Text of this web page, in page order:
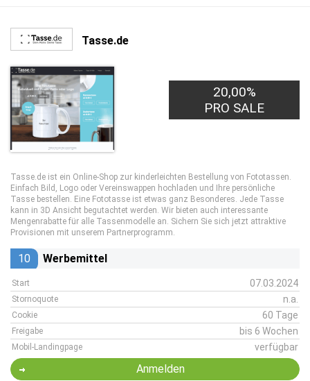
Tasse.de
20,00%
PRO SALE
Tasse.de ist ein Online-Shop zur kinderleichten Bestellung von Fototassen.
Einfach Bild, Logo oder Vereinswappen hochladen und Ihre persönliche
Tasse bestellen. Eine Fototasse ist etwas ganz Besonderes. Jede Tasse
kann in 3D Ansicht begutachtet werden. Wir bieten auch interessante
Mengenrabatte für alle Tassenmodelle an. Sichern Sie sich jetzt attraktive
Provisionen mit unserem Partnerprogramm.
10 Werbemittel
Start 07.03.2024
Stornoquote n.a.
Cookie 60 Tage
Freigabe bis 6 Wochen
Mobil-Landingpage verfügbar
Anmelden